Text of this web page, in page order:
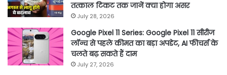
तत्काल टिकट तक जानें क्या होगा असर
July 28, 2026
Google Pixel 11 Series: Google Pixel 11 सीरीज
लॉन्च से पहले कीमत का बड़ा अपडेट, AI फीचर्स के
चलते बढ़ सकते हैं दाम
July 27, 2026